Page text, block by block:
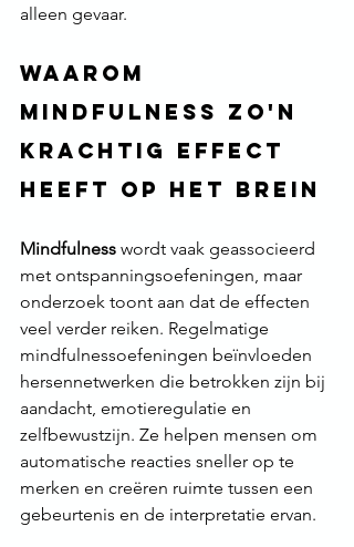
alleen gevaar.
Waarom
mindfulness zo'n
krachtig effect
heeft op het brein
Mindfulness wordt vaak geassocieerd
met ontspanningsoefeningen, maar
onderzoek toont aan dat de effecten
veel verder reiken. Regelmatige
mindfulnessoefeningen beïnvloeden
hersennetwerken die betrokken zijn bij
aandacht, emotieregulatie en
zelfbewustzijn. Ze helpen mensen om
automatische reacties sneller op te
merken en creëren ruimte tussen een
gebeurtenis en de interpretatie ervan.